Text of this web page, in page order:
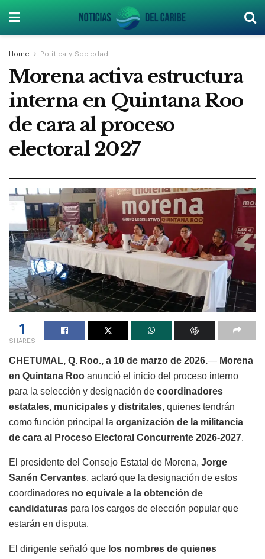
Home Política y Sociedad
Morena activa estructura
interna en Quintana Roo
de cara al proceso
electoral 2027
1
SHARES
CHETUMAL, Q. Roo., a 10 de marzo de 2026.— Morena
en Quintana Roo anunció el inicio del proceso interno
para la selección y designación de coordinadores
estatales, municipales y distritales, quienes tendrán
como función principal la organización de la militancia
de cara al Proceso Electoral Concurrente 2026-2027.
El presidente del Consejo Estatal de Morena, Jorge
Sanén Cervantes, aclaró que la designación de estos
coordinadores no equivale a la obtención de
candidaturas para los cargos de elección popular que
estarán en disputa.
El dirigente señaló que los nombres de quienes